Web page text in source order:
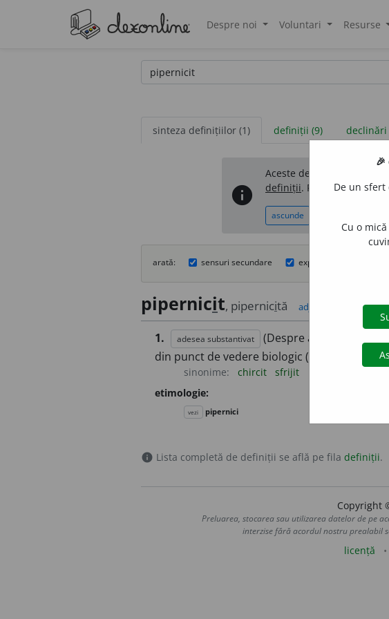
Despre noi Voluntari Resurse
sinteza definițiilor (1) definiții (9) declinări
info
Aceste definiții sunt
definiții. Puteți reordona
ascunde
arată: sensuri secundare expresii
pipernicit, pipernicită adjectiv
1. adesea substantivat
(Despre animale,
din punct de vedere biologic (din cauza
sinonime: chircit sfrijit
etimologie:
vezi pipernici
info Lista completă de definiții se află pe fila definiții.
Copyright
Preluarea, stocarea sau utilizarea datelor de pe
interzise fără acordul nostru prealabil
licență
De un
Cu o